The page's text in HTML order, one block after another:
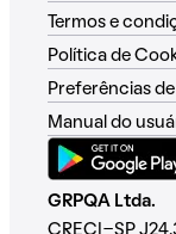
Termos e
Política de
Preferências
Manual do
GRPQA Ltda.